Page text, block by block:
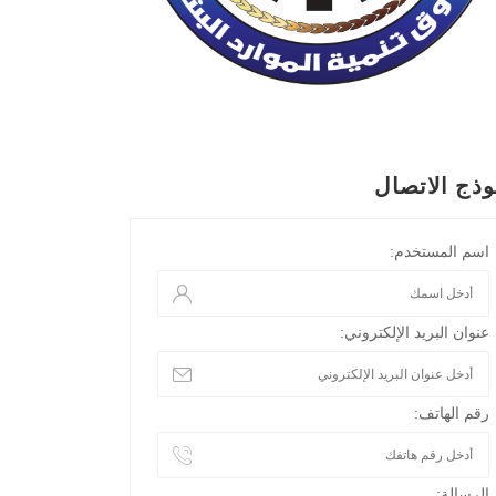
الاتصال
اسم المستخدم:
عنوان البريد الإلكتروني:
رقم الهاتف: